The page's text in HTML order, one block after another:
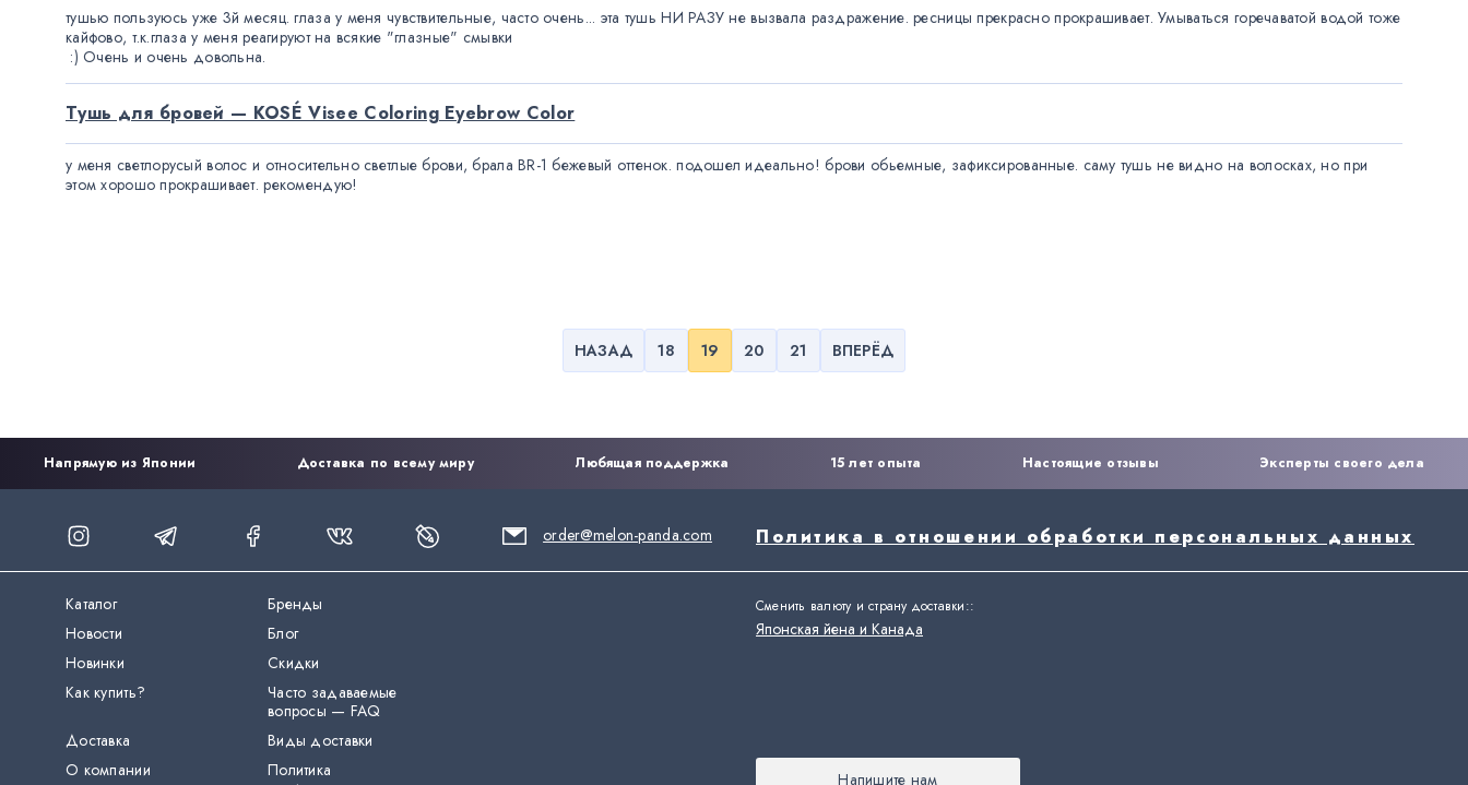
тушью пользуюсь уже 3й месяц. глаза у меня чувствительные, часто очень... эта тушь НИ РАЗУ не вызвала раздражение. ресницы прекрасно прокрашивает. Умываться горечаватой водой тоже
кайфово, т.к.глаза у меня реагируют на всякие "глазные" смывки
:) Очень и очень довольна.
Тушь для бровей — KOSÉ Visee Coloring Eyebrow Color
у меня светлорусый волос и относительно светлые брови, брала BR-1 бежевый оттенок. подошел идеально! брови обьемные, зафиксированные. саму тушь не видно на волосках, но при
этом хорошо прокрашивает. рекомендую!
НАЗАД 18 19 20 21 ВПЕРЁД
Напрямую из Японии Доставка по всему миру Любящая поддержка 15 лет опыта Настоящие отзывы Эксперты своего дела
order@melon-panda.com Политика в отношении обработки персональных данных
Каталог
Бренды
Новости
Блог
Новинки
Скидки
Как купить?
Часто задаваемые
вопросы — FAQ
Доставка
Виды доставки
О компании
Политика
Сменить валюту и страну доставки::
Японская йена и Канада
Напишите нам